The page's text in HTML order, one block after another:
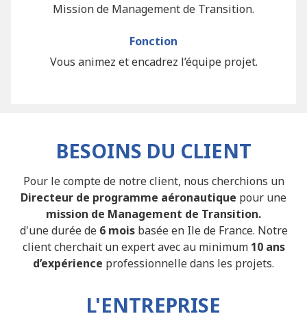
Mission de Management de Transition.
Fonction
Vous animez et encadrez l’équipe projet.
BESOINS DU CLIENT
Pour le compte de notre client, nous cherchions un
Directeur de programme aéronautique pour une
mission de Management de Transition.
d'une durée de 6 moisbasée en Ile de France. Notre
client cherchait un expert avec au minimum 10 ans
d’expérience professionnelle dans les projets.
L'ENTREPRISE